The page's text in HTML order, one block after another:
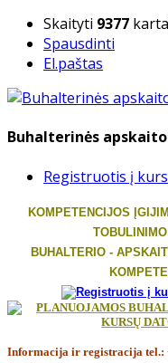
Skaityti 9377
Spausdinti
El.paštas
Buhalterinės
Registruotis į
KOMPETENCIJOS
BUHALTERIO -
Informacija ir registracija tel.: